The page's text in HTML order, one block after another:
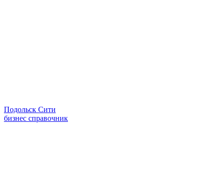
Подольск Сити
бизнес справочник